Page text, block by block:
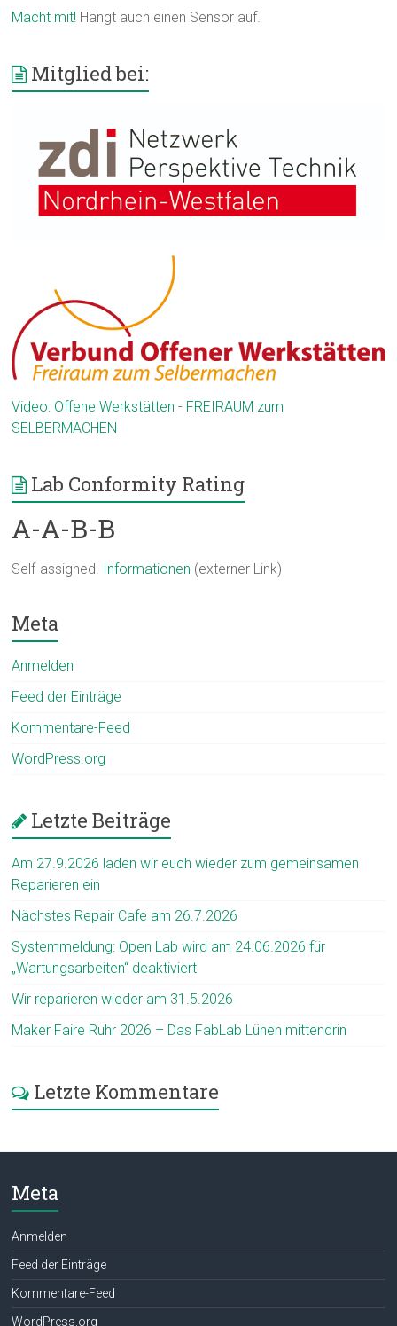
Macht mit! Hängt auch einen Sensor auf.
Mitglied bei:
Video: Offene Werkstätten - FREIRAUM zum
SELBERMACHEN
Lab Conformity Rating
A-A-B-B
Self-assigned. Informationen (externer Link)
Meta
Anmelden
Feed der Einträge
Kommentare-Feed
WordPress.org
Letzte Beiträge
Am 27.9.2026 laden wir euch wieder zum gemeinsamen
Reparieren ein
Nächstes Repair Cafe am 26.7.2026
Systemmeldung: Open Lab wird am 24.06.2026 für
„Wartungsarbeiten“ deaktiviert
Wir reparieren wieder am 31.5.2026
Maker Faire Ruhr 2026 – Das FabLab Lünen mittendrin
Letzte Kommentare
Meta
Anmelden
Feed der Einträge
Kommentare-Feed
WordPress.org